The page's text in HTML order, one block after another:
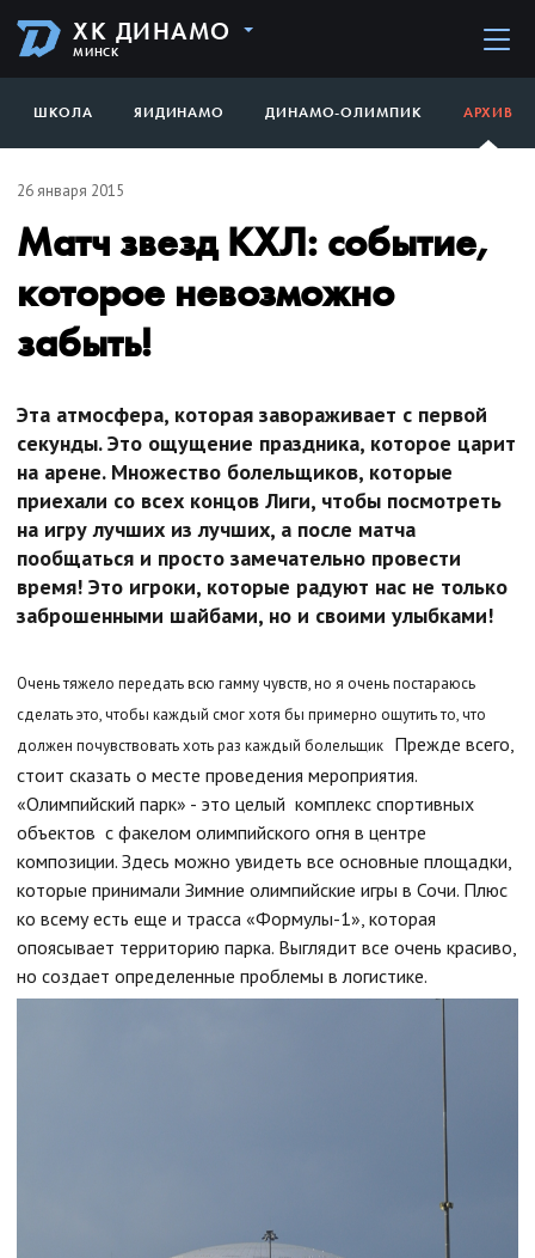
ХК ДИНАМО
МИНСК
ШКОЛА ЯИДИНАМО ДИНАМО-ОЛИМПИК АРХИВ
26 января 2015
Матч звезд КХЛ: событие,
которое невозможно
забыть!
Эта атмосфера, которая завораживает с первой
секунды. Это ощущение праздника, которое царит
на арене. Множество болельщиков, которые
приехали со всех концов Лиги, чтобы посмотреть
на игру лучших из лучших, а после матча
пообщаться и просто замечательно провести
время! Это игроки, которые радуют нас не только
заброшенными шайбами, но и своими улыбками!
Очень тяжело передать всю гамму чувств, но я очень постараюсь
сделать это, чтобы каждый смог хотя бы примерно ощутить то, что
должен почувствовать хоть раз каждый болельщик Прежде всего,
стоит сказать о месте проведения мероприятия.
«Олимпийский парк» - это целый комплекс спортивных
объектов с факелом олимпийского огня в центре
композиции. Здесь можно увидеть все основные площадки,
которые принимали Зимние олимпийские игры в Сочи. Плюс
ко всему есть еще и трасса «Формулы-1», которая
опоясывает территорию парка. Выглядит все очень красиво,
но создает определенные проблемы в логистике.